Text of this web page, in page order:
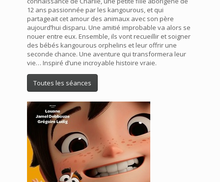
12 ans passionnée par les kangourous, et qui
partageait cet amour des animaux avec son père
aujourd’hui disparu. Une amitié improbable va alors se
nouer entre eux. Ensemble, ils vont recueillir et soigner
des bébés kangourous orphelins et leur offrir une
seconde chance. Une aventure qui transformera leur
vie… Inspiré d’une incroyable histoire vraie.
Toutes les séances